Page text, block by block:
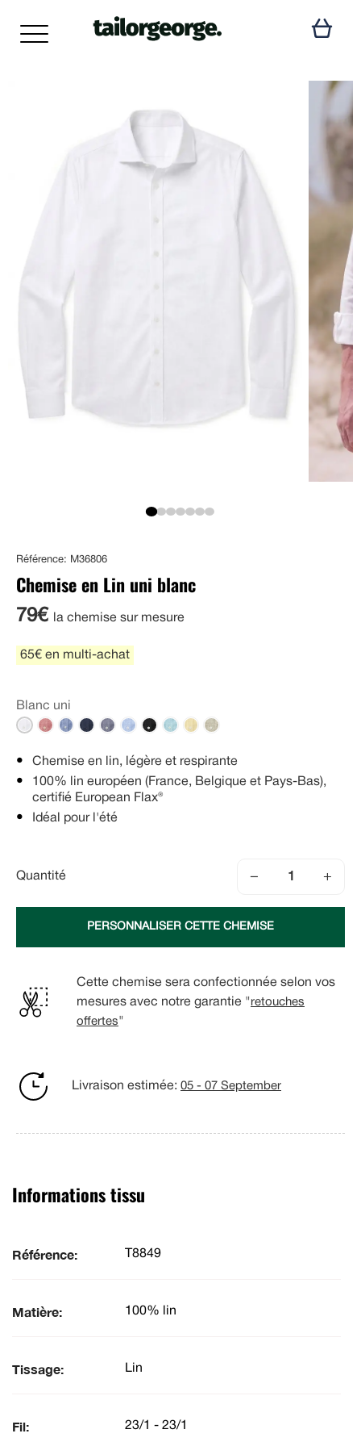
Référence: M36806
Chemise en Lin uni blanc
79€ la chemise sur mesure
65€ en multi-achat
Blanc uni
Chemise en lin, légère et respirante
100% lin européen (France, Belgique et Pays-Bas),
certifié European Flax®
Idéal pour l'été
Quantité − +
PERSONNALISER CETTE CHEMISE
Cette chemise sera confectionnée selon vos
mesures avec notre garantie " retouches
offertes"
Livraison estimée: 05 - 07 September
Informations tissu
Référence: T8849
Matière: 100% lin
Tissage: Lin
Fil: 23/1 - 23/1